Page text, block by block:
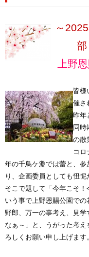
～
部
上野
皆様
催さ
昨年
同時
の散
コロ
年の千鳥ケ淵では蕾と、
り、企画委員としても忸怩
そこで題して「今年こそ！
いう事で上野恩賜公園で
野郎、万一の事考え、見
なぁ～」と、うがった考
ろしくお願い申し上げます。